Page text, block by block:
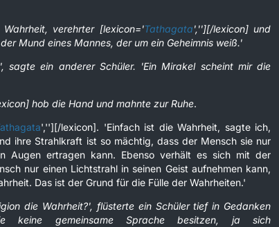
verehrter [lexicon='Tathagata',''][/lexicon] und
Mund eines Mannes, der um ein Geheimnis weiß.'
sagte ein anderer Schüler. 'Ein Mirakel scheint mir die
hob die Hand und mahnte zur Ruhe.
',''][/lexicon]. 'Einfach ist die Wahrheit, sagte ich,
ihre Strahlkraft ist so mächtig, dass der Mensch sie nur
Augen ertragen kann. Ebenso verhält es sich mit der
nur einen Lichtstrahl in seinen Geist aufnehmen kann,
Das ist der Grund für die Fülle der Wahrheiten.'
die Wahrheit?', flüsterte ein Schüler tief in Gedanken
keine gemeinsame Sprache besitzen, ja sich